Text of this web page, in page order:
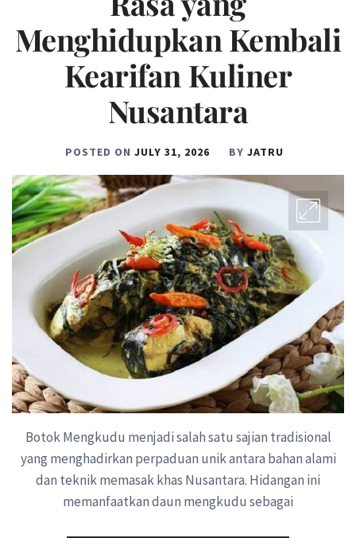
Menghidupkan Kembali
Kearifan Kuliner
Nusantara
POSTED ON JULY 31, 2026 BY JATRU
Botok Mengkudu menjadi salah satu sajian tradisional
yang menghadirkan perpaduan unik antara bahan alami
dan teknik memasak khas Nusantara. Hidangan ini
memanfaatkan daun mengkudu sebagai